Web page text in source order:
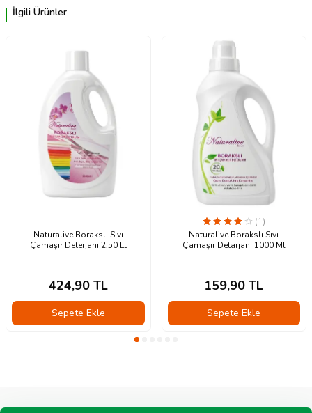
İlgili Ürünler
Naturalive Borakslı Sıvı
Çamaşır Deterjanı 2,50 Lt
424,90TL
Sepete Ekle
(1)
Naturalive Borakslı Sıvı
Çamaşır Detarjanı 1000 Ml
159,90 TL
Sepete Ekle